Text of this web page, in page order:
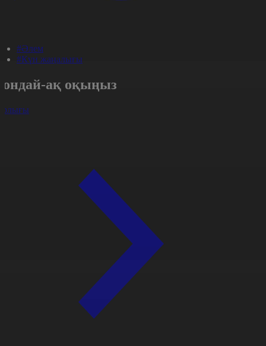
#Әлем
#Күн жаңалығы
ақ оқыңыз